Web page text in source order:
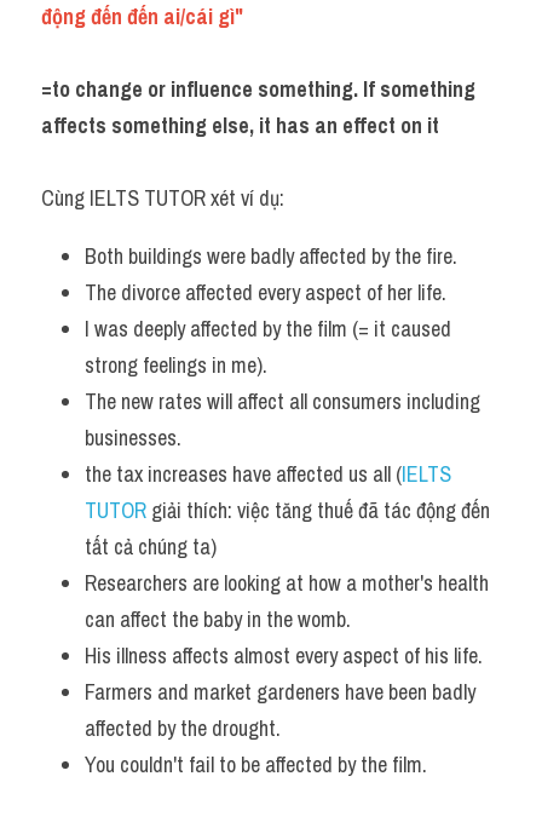
động đến đến ai/cái gì"
=to change or influence something. If something
affects something else, it has an effect on it
Cùng IELTS TUTOR xét ví dụ:
Both buildings were badly affected by the fire.
The divorce affected every aspect of her life.
I was deeply affected by the film (= it caused
strong feelings in me).
The new rates will affect all consumers including
businesses.
the tax increases have affected us all (IELTS
TUTOR giải thích: việc tăng thuế đã tác động đến
tất cả chúng ta)
Researchers are looking at how a mother's health
can affect the baby in the womb.
His illness affects almost every aspect of his life.
Farmers and market gardeners have been badly
affected by the drought.
You couldn't fail to be affected by the film.